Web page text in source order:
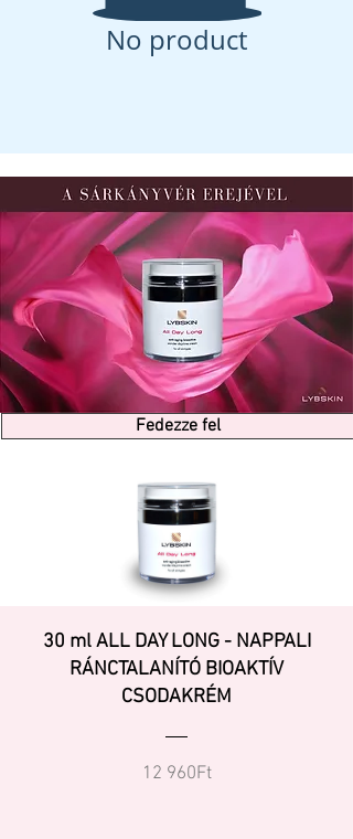
No product
Fedezze fel
30 ml ALL DAY LONG - NAPPALI
RÁNCTALANÍTÓ BIOAKTÍV
CSODAKRÉM
12 960FtÁr